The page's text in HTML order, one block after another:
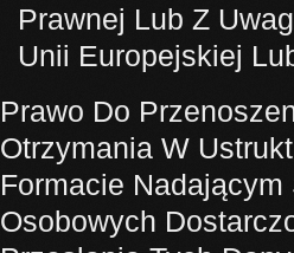
Prawnej Lub Z
Unii Europejskiej
Prawo Do
Otrzymania W
Formacie
Osobowych